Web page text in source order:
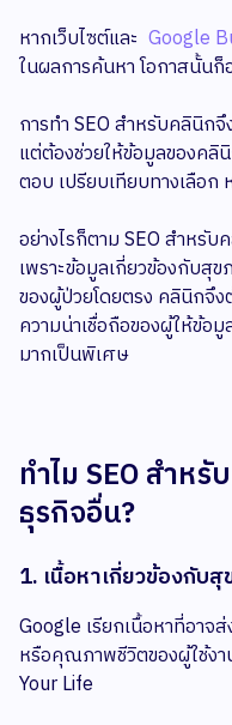
หากเว็บไซต์และ Google
ในผลการค้นหา โอกาสนั้น
การทำ SEO สำหรับคลินิกจึ
แต่ต้องช่วยให้ข้อมูลของค
ตอบ เปรียบเทียบทางเลือก
อย่างไรก็ตาม SEO สำหรั
เพราะข้อมูลเกี่ยวข้องกับสุ
ของผู้ป่วยโดยตรง คลินิกจึ
ความน่าเชื่อถือของผู้ให้ข้อ
มากเป็นพิเศษ
ทำไม SEO สำห
ธุรกิจอื่น?
1. เนื้อหาเกี่ยวข้องกับ
Google เรียกเนื้อหาที่อาจ
หรือคุณภาพชีวิตของผู้ใช้งา
Your Life